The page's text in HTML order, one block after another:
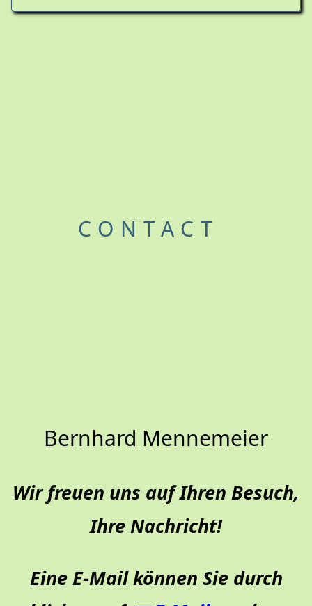
CONTACT
Bernhard Mennemeier
Wir freuen uns auf Ihren Besuch,
Ihre Nachricht!
Eine E-Mail können Sie durch